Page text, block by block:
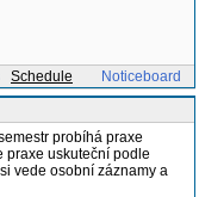
Schedule
Noticeboard
probíhá praxe
praxe uskuteční podle
vede osobní záznamy a